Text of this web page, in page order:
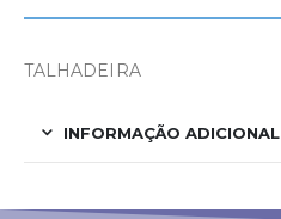
TALHADEIRA
INFORMAÇÃO ADICIONAL